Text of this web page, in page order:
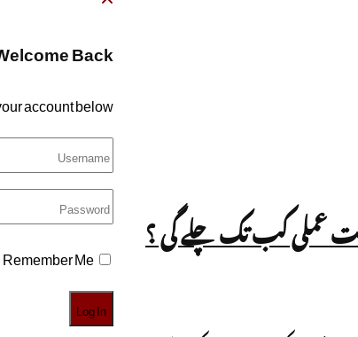
عملی کب تک چلے گی ؟
Back!
account below
Remember Me